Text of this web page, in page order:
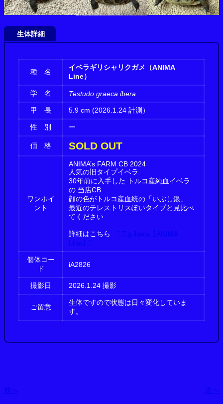
生体詳細
種 名
イベラギリシャリクガメ（ANIMA
Line）
学 名 Testudo graeca ibera
甲 長 5.9 cm (2026.1.24 計測）
性 別 ー
価 格 SOLD OUT
ワンポイ
ント
ANIMA’s FARM CB 2024
人気の旧タイプイベラ
30年前に入手した トルコ産純血イベラ
の 当店CB
顔の色がトルコ産血統の「いぶし銀」
最近のテレストリスぽいタイプと見比べ
てください
詳細はこちら ” T.g.ibera【ANIMA
Line】”
個体コー
ド
iA2826
撮影日 2026.1.24 撮影
ご留意
生体ですので状態は日々変化していま
す。
前へ 次へ